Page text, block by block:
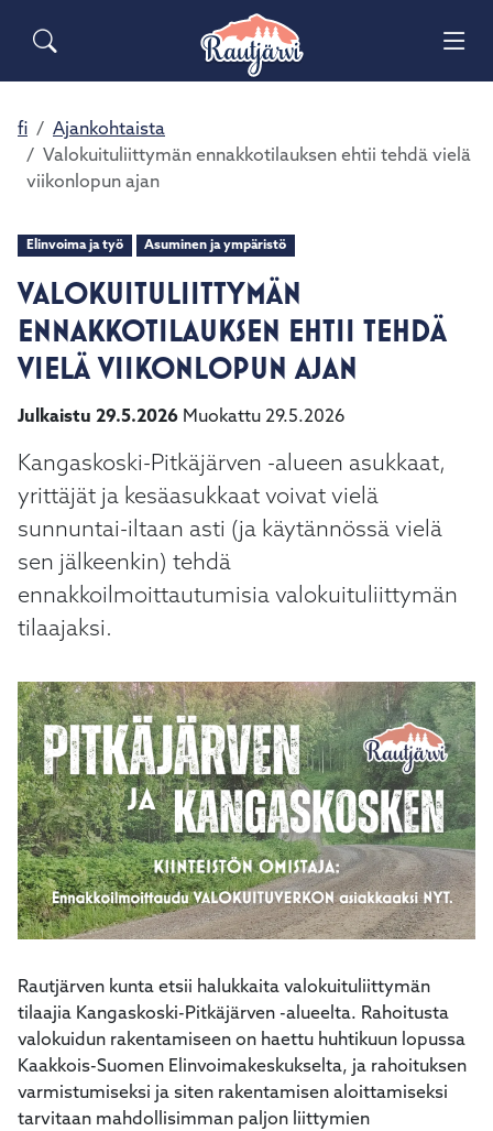
Siirry pääsisältöön Siirry päävalikkoon
Sähköiset lomakkeet
Haku
Asuminen ja ympäristö
Opetus ja kasvatus
Hyvinvointi ja terveys
Kulttuuri ja vapaa-aika
Kunta ja päätöksenteko
Elinvoima ja työ
fi
Ajankohtaista
Valokuituliittymän ennakkotilauksen ehtii tehdä vielä
viikonlopun ajan
Elinvoima ja työ Asuminen ja ympäristö
VALOKUITULIITTYMÄN
ENNAKKOTILAUKSEN EHTII TEHDÄ
VIELÄ VIIKONLOPUN AJAN
Julkaistu 29.5.2026 Muokattu 29.5.2026
Kangaskoski-Pitkäjärven -alueen asukkaat,
yrittäjät ja kesäasukkaat voivat vielä
sunnuntai-iltaan asti (ja käytännössä vielä
sen jälkeenkin) tehdä
ennakkoilmoittautumisia valokuituliittymän
tilaajaksi.
Rautjärven kunta etsii halukkaita valokuituliittymän
tilaajia Kangaskoski-Pitkäjärven -alueelta. Rahoitusta
valokuidun rakentamiseen on haettu huhtikuun lopussa
Kaakkois-Suomen Elinvoimakeskukselta, ja rahoituksen
varmistumiseksi ja siten rakentamisen aloittamiseksi
tarvitaan mahdollisimman paljon liittymien